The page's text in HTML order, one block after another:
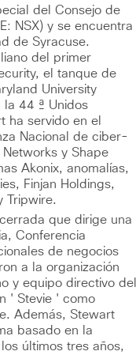
del Consejo de
NSX) y se encuentra
de Syracuse.
del primer
el tanque de
University
la 44 ª Unidos
ha servido en el
Nacional de ciber-
Networks y Shape
Akonix, anomalías,
Finjan Holdings,
Tripwire.
que dirige una
Conferencia
de negocios
a la organización
y equipo directivo del
' Stevie ' como
Además, Stewart
basado en la
últimos tres años,